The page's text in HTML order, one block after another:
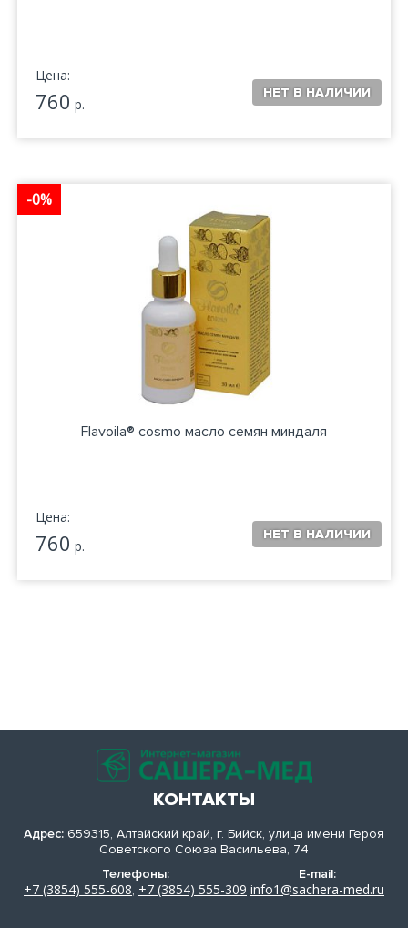
Цена:
760 р.
-0%
Flavoila® cosmo масло семян миндаля
Цена:
760 р.
КОНТАКТЫ
Адрес: 659315, Алтайский край, г. Бийск, улица имени Героя
Советского Союза Васильева, 74
Телефоны:
+7 (3854) 555-608, +7 (3854) 555-309
E-mail:
info1@sachera-med.ru